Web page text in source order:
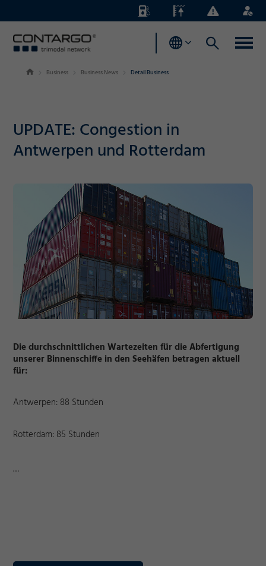
EnergiezuschlägePegelständeBusiness
News
Login
Business Business News Detail Business
UPDATE: Congestion in
Antwerpen und Rotterdam
Die durchschnittlichen Wartezeiten für die Abfertigung
unserer Binnenschiffe in den Seehäfen betragen aktuell
für:
Antwerpen: 88 Stunden
Rotterdam: 85 Stunden
…